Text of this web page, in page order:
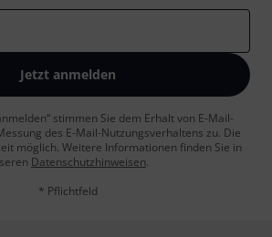
Jetzt anmelden
stimmen Sie dem Erhalt von E-Mail-
des E-Mail-Nutzungsverhaltens zu. Die
möglich. Weitere Informationen finden Sie in
Datenschutzhinweisen.
* Pflichtfeld